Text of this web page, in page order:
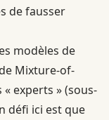
de fausser
modèles de
Mixture-of-
experts » (sous-
défi ici est que